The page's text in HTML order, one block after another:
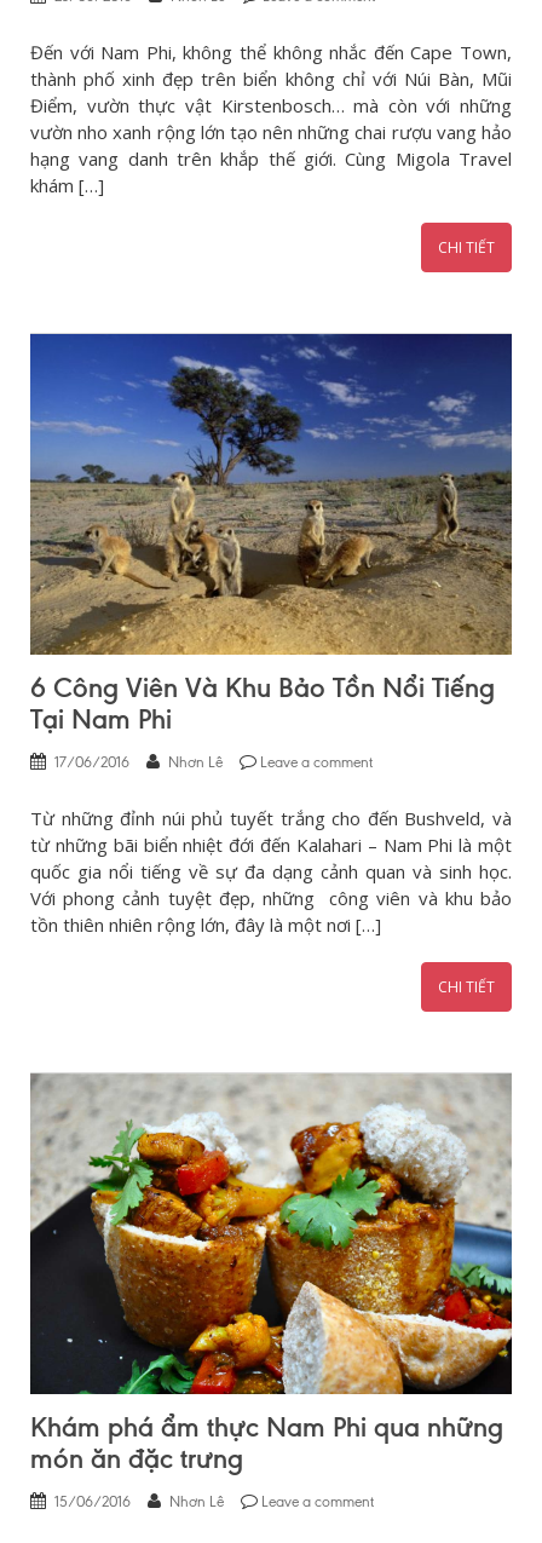
Đến với Nam Phi, không thể không nhắc đến Cape Town,
thành phố xinh đẹp trên biển không chỉ với Núi Bàn, Mũi
Điểm, vườn thực vật Kirstenbosch… mà còn với những
vườn nho xanh rộng lớn tạo nên những chai rượu vang hảo
hạng vang danh trên khắp thế giới. Cùng Migola Travel
khám […]
CHI TIẾT
6 Công Viên Và Khu Bảo Tồn Nổi Tiếng
Tại Nam Phi
17/06/2016 Nhơn Lê Leave a comment
Từ những đỉnh núi phủ tuyết trắng cho đến Bushveld, và
từ những bãi biển nhiệt đới đến Kalahari – Nam Phi là một
quốc gia nổi tiếng về sự đa dạng cảnh quan và sinh học.
Với phong cảnh tuyệt đẹp, những công viên và khu bảo
tồn thiên nhiên rộng lớn, đây là một nơi […]
CHI TIẾT
Khám phá ẩm thực Nam Phi qua những
món ăn đặc trưng
15/06/2016 Nhơn Lê Leave a comment